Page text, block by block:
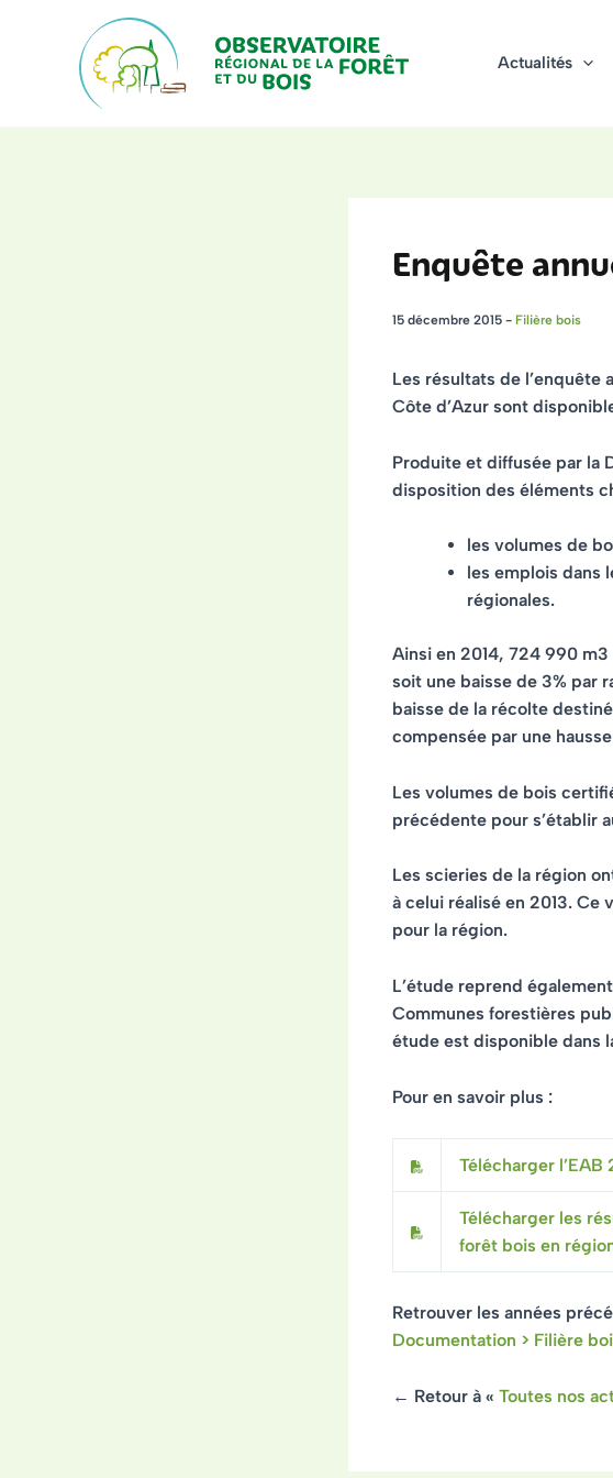
Actualités
Enquête
15 décembre 2015 - Filière bois
Les résultats de l’enquête
Côte d’Azur sont
Produite et diffusée par la
disposition des éléments
les volumes de
les emplois dans
régionales.
Ainsi en 2014, 724 990 m3
soit une baisse de 3% par
baisse de la récolte
compensée par une
Les volumes de bois
précédente pour s’établir
Les scieries de la région
à celui réalisé en 2013. Ce
pour la région.
L’étude reprend
Communes forestières
étude est disponible dans
Pour en savoir plus :
Télécharger l’EAB
Télécharger les
forêt bois en
Retrouver les années
Documentation > Filière
← Retour à « Toutes nos